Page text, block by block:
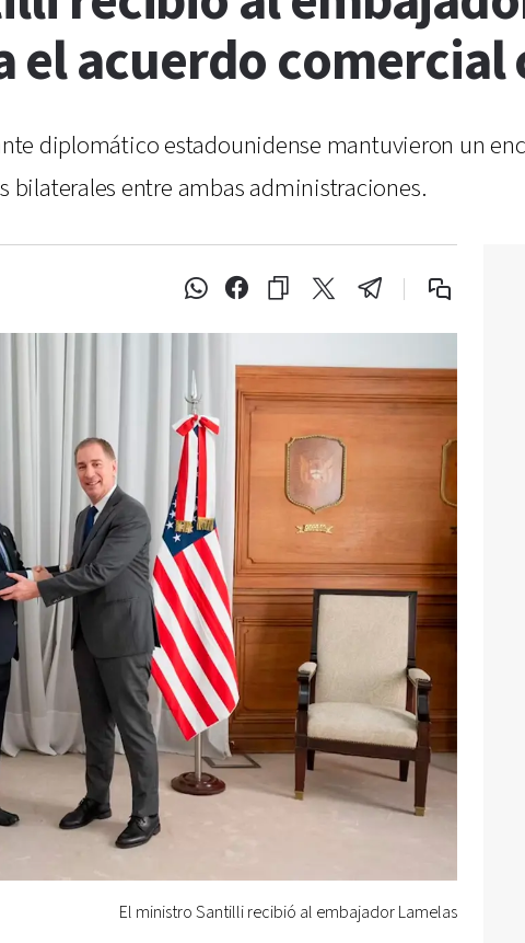
acuerdo comercial
diplomático estadounidense mantuvieron un
bilaterales entre ambas administraciones.
El ministro Santilli recibió al embajador Lamelas